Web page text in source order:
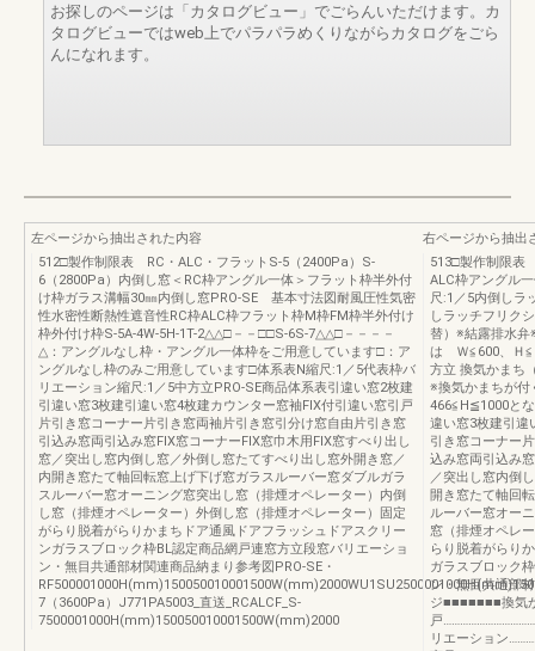
お探しのページは「カタログビュー」でごらんいただけます。カ
タログビューではweb上でパラパラめくりながらカタログをごら
んになれます。
左ページから抽出された内容
512□製作制限表 RC・ALC・フラットS-5（2400Pa）S-
6（2800Pa）内倒し窓＜RC枠アングル一体＞フラット枠半外付
け枠ガラス溝幅30㎜内倒し窓PRO-SE 基本寸法図耐風圧性気密
性水密性断熱性遮音性RC枠ALC枠フラット枠M枠FM枠半外付け
枠外付け枠S-5A-4W-5H-1T-2△△□－－□□S-6S-7△△□－－－－
△：アングルなし枠・アングル一体枠をご用意しています□：ア
ングルなし枠のみご用意しています□体系表N縮尺:1／5代表枠バ
リエーション縮尺:1／5中方立PRO-SE商品体系表引違い窓2枚建
引違い窓3枚建引違い窓4枚建カウンター窓袖FIX付引違い窓引戸
片引き窓コーナー片引き窓両袖片引き窓引分け窓自由片引き窓
引込み窓両引込み窓FIX窓コーナーFIX窓巾木用FIX窓すべり出し
窓／突出し窓内倒し窓／外倒し窓たてすべり出し窓外開き窓／
内開き窓たて軸回転窓上げ下げ窓ガラスルーバー窓ダブルガラ
スルーバー窓オーニング窓突出し窓（排煙オペレーター）内倒
し窓（排煙オペレーター）外倒し窓（排煙オペレーター）固定
がらり脱着がらりかまちドア通風ドアフラッシュドアスクリー
ンガラスブロック枠BL認定商品網戸連窓方立段窓バリエーショ
ン・無目共通部材関連商品納まり参考図PRO-SE・
7（3600Pa）J771PA5003_直送_RCALCF_S-
7500001000H(mm)150050010001500W(mm)2000
右ページから抽出
513□製作制限表
ALC枠アングル
尺:1／5内倒しラ
しラッチフリク
替）※結露排水弁
は Ｗ≦600、Ｈ
方立 換気かまち
※換気かまちが付
466≦H≦1000と
違い窓3枚建引違
引き窓コーナー
込み窓両引込み
／突出し窓内倒
開き窓たて軸回
ルーバー窓オー
窓（排煙オペレ
らり脱着がらり
ガラスブロック
ン・無目共通部
ジ■■■■■■■換気
戸
リエーション